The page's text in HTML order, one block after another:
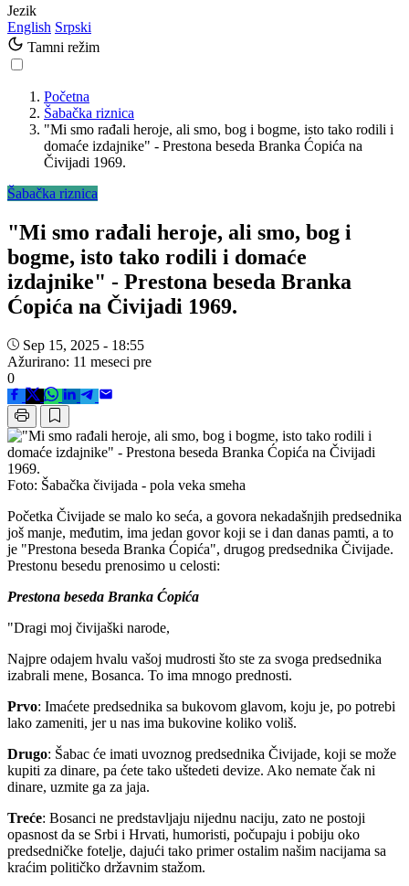
Jezik
English Srpski
Tamni režim
Početna
Šabačka riznica
"Mi smo rađali heroje, ali smo, bog i bogme, isto tako rodili i
domaće izdajnike" - Prestona beseda Branka Ćopića na
Čivijadi 1969.
Šabačka riznica
"Mi smo rađali heroje, ali smo, bog i
bogme, isto tako rodili i domaće
izdajnike" - Prestona beseda Branka
Ćopića na Čivijadi 1969.
Sep 15, 2025 - 18:55
Ažurirano: 11 meseci pre
0
Foto: Šabačka čivijada - pola veka smeha
Početka Čivijade se malo ko seća, a govora nekadašnjih predsednika
još manje, međutim, ima jedan govor koji se i dan danas pamti, a to
je "Prestona beseda Branka Ćopića", drugog predsednika Čivijade.
Prestonu besedu prenosimo u celosti:
Prestona beseda Branka Ćopića
"Dragi moj čivijaški narode,
Najpre odajem hvalu vašoj mudrosti što ste za svoga predsednika
izabrali mene, Bosanca. To ima mnogo prednosti.
Prvo: Imaćete predsednika sa bukovom glavom, koju je, po potrebi
lako zameniti, jer u nas ima bukovine koliko voliš.
Drugo: Šabac će imati uvoznog predsednika Čivijade, koji se može
kupiti za dinare, pa ćete tako uštedeti devize. Ako nemate čak ni
dinare, uzmite ga za jaja.
Treće: Bosanci ne predstavljaju nijednu naciju, zato ne postoji
opasnost da se Srbi i Hrvati, humoristi, počupaju i pobiju oko
predsedničke fotelje, dajući tako primer ostalim našim nacijama sa
kraćim političko državnim stažom.